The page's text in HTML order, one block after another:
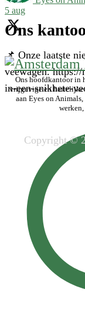
5 aug
📌 Onze laatste
veewagen.
in-een-snikhete-
Ons
Ons hoofdkantoor in
vrijgevige en hartelijke
aan Eyes on
Copyright ©